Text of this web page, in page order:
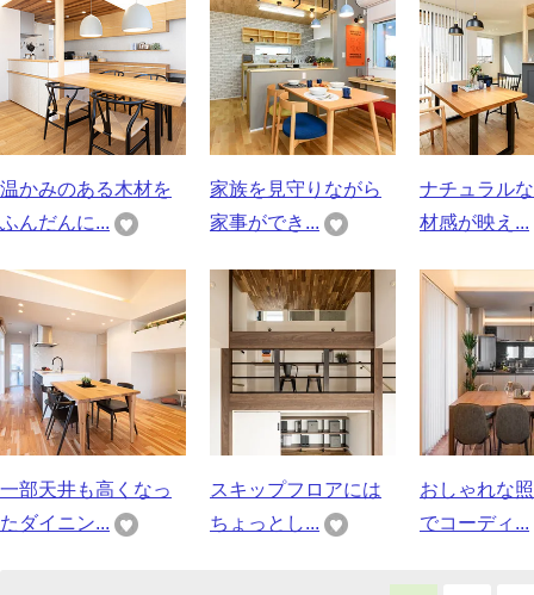
温かみのある木材を
ふんだんに...
家族を見守りながら
家事ができ...
ナチュラル
材感が映え...
一部天井も高くなっ
たダイニン...
スキップフロアには
ちょっとし...
おしゃれな
でコーディ...